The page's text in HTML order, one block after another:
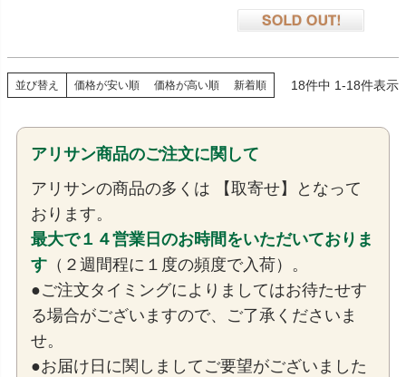
並び替え 価格が安い順 価格が高い順 新着順 18件中 1-18件表示
アリサン商品のご注文に関して
アリサンの商品の多くは 【取寄せ】となって
おります。
最大で１４営業日のお時間をいただいておりま
す （２週間程に１度の頻度で入荷）。
●ご注文タイミングによりましてはお待たせす
る場合がございますので、ご了承くださいま
せ。
●お届け日に関しましてご要望がございました